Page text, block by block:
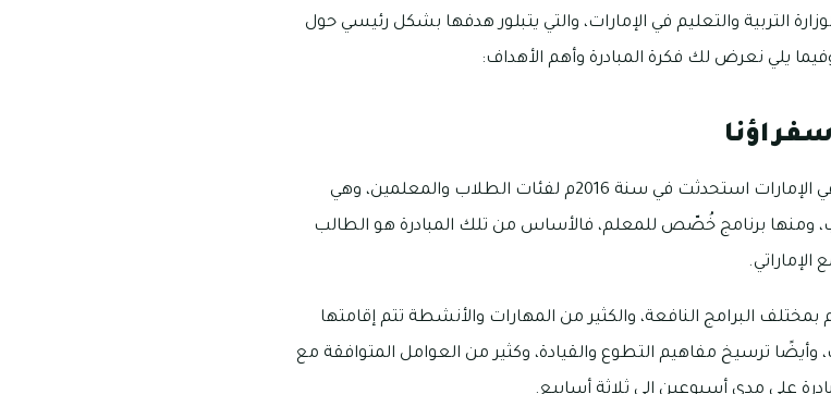
التربية والتعليم في الإمارات، والتي يتبلور هدفها بشكل رئيسي حول
يلي نعرض لك فكرة المبادرة وأهم الأهداف:
مبادرة سفراؤنا التابعة لوزارة التربية والتعليم في الإمارات استحدثت في سنة 2016م لفئات الطلاب والمعلمين، وهي
ومنها برنامج خُصّص للمعلم، فالأساس من تلك المبادرة هو الطالب
البرامج النافعة، والكثير من المهارات والأنشطة تتم إقامتها
وأيضًا ترسيخ مفاهيم التطوع والقيادة، وكثير من العوامل المتوافقة مع